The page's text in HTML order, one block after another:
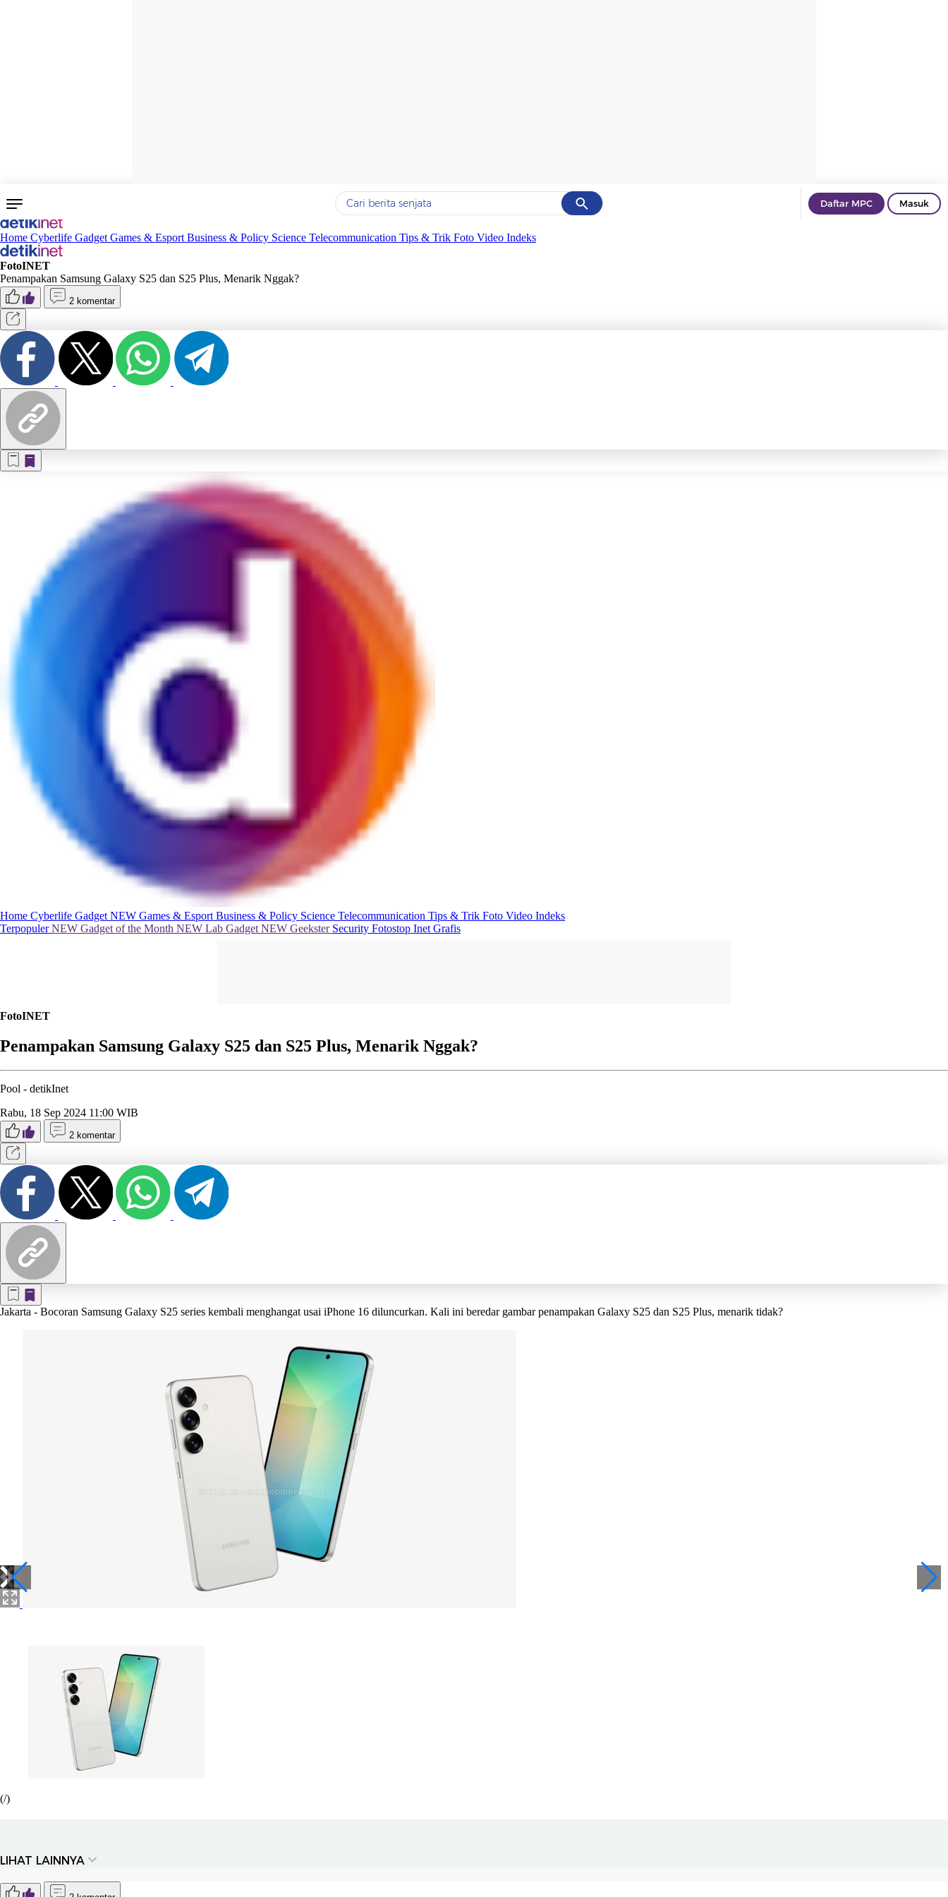
Cancel
Yang sedang ramai dicari
Daftar MPC Masuk
Home Cyberlife Gadget Games & Esport Business & Policy Science Telecommunication Tips & Trik Foto Video Indeks
FotoINET
Penampakan Samsung Galaxy S25 dan S25 Plus, Menarik Nggak?
2 komentar
Home Cyberlife Gadget NEW Games & Esport Business & Policy Science Telecommunication Tips & Trik Foto Video Indeks
TerpopulerNEW Gadget of the Month NEW Lab Gadget NEW Geekster Security Fotostop Inet Grafis
FotoINET
Penampakan Samsung Galaxy S25 dan S25 Plus, Menarik Nggak?
Pool - detikInet
Rabu, 18 Sep 2024 11:00 WIB
2 komentar
Jakarta - Bocoran Samsung Galaxy S25 series kembali menghangat usai iPhone 16 diluncurkan. Kali ini beredar gambar penampakan Galaxy S25 dan S25 Plus, menarik tidak?
(/)
LIHAT LAINNYA